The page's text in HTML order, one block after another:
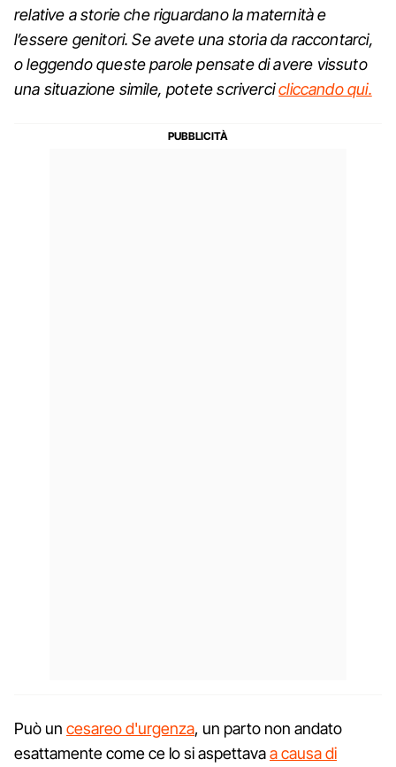
relative a storie che riguardano la maternità e
l’essere genitori. Se avete una storia da raccontarci,
o leggendo queste parole pensate di avere vissuto
una situazione simile, potete scrivercicliccando qui.
Può un cesareo d'urgenza, un parto non andato
esattamente come ce lo si aspettavaa causa di